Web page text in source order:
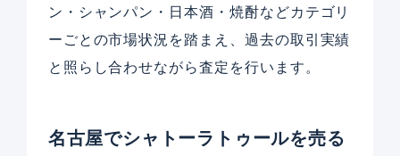
ン・シャンパン・日本酒・焼酎などカテゴリ
ーごとの市場状況を踏まえ、過去の取引実績
と照らし合わせながら査定を行います。
名古屋でシャトーラトゥールを売る